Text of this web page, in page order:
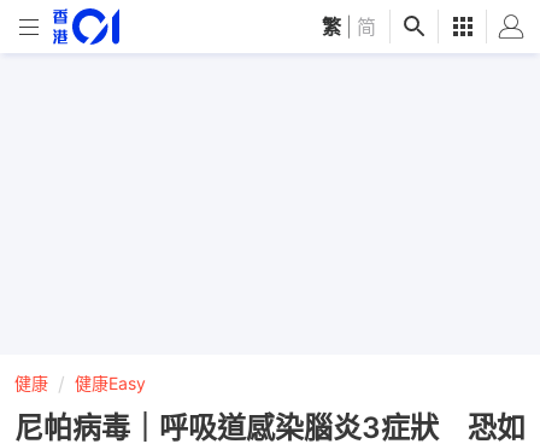
繁 简
健康 健康Easy
尼帕病毒｜呼吸道感染腦炎3症狀 恐如